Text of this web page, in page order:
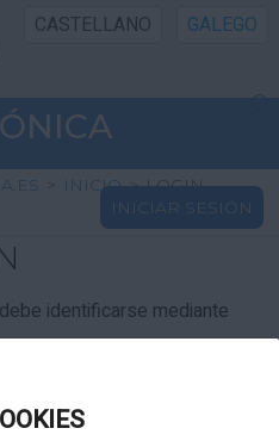
CASTELLANO GALEGO
SEDE
PÚBLICA
CIDADÁN
> INICIO > LOGIN
INICIAR SESIÓN
identificarse mediante